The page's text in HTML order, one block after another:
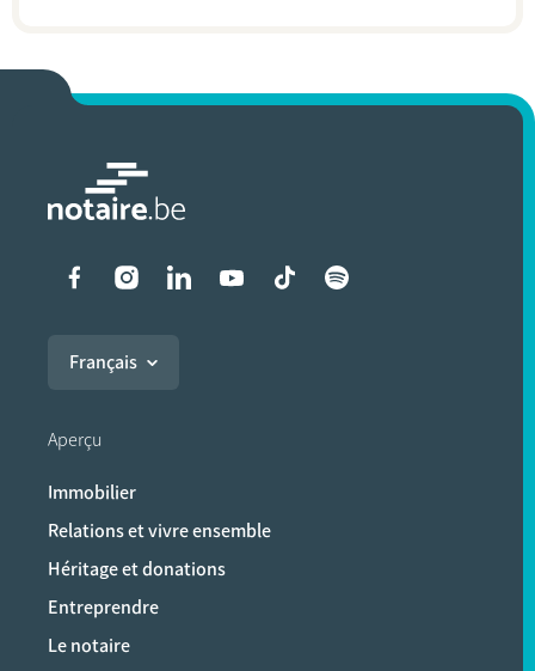
Liens vers les réseaux
Français
Aperçu
Immobilier
Relations et vivre ensemble
Héritage et donations
Entreprendre
Le notaire